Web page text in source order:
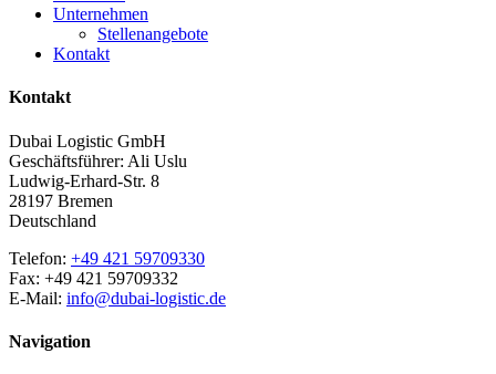
Unternehmen
Stellenangebote
Kontakt
Kontakt
Dubai Logistic GmbH
Geschäftsführer: Ali Uslu
Ludwig-Erhard-Str. 8
28197 Bremen
Deutschland
Telefon: +49 421 59709330
Fax: +49 421 59709332
E-Mail: info@dubai-logistic.de
Navigation